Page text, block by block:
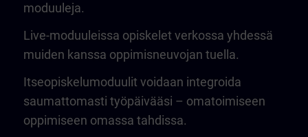
moduuleja.
Live-moduuleissa opiskelet verkossa yhdessä
muiden kanssa oppimisneuvojan tuella.
Itseopiskelumoduulit voidaan integroida
saumattomasti työpäivääsi – omatoimiseen
oppimiseen omassa tahdissa.